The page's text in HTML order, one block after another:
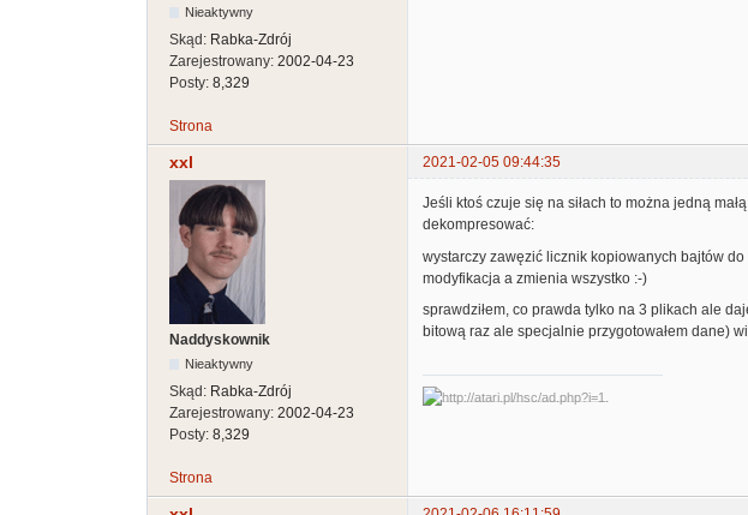
Nieaktywny
Skąd: Rabka-Zdrój
Zarejestrowany: 2002-04-23
Posty: 8,329
Strona
xxl 2021-02-05 09:44:35
Naddyskownik
Nieaktywny
Skąd: Rabka-Zdrój
Zarejestrowany: 2002-04-23
Posty: 8,329
Jeśli ktoś czuje się na siłach to można jedną
dekompresować:
wystarczy zawęzić licznik kopiowanych bajtów
modyfikacja a zmienia wszystko :-)
sprawdziłem, co prawda tylko na 3 plikach ale
bitową raz ale specjalnie przygotowałem dane)
Strona